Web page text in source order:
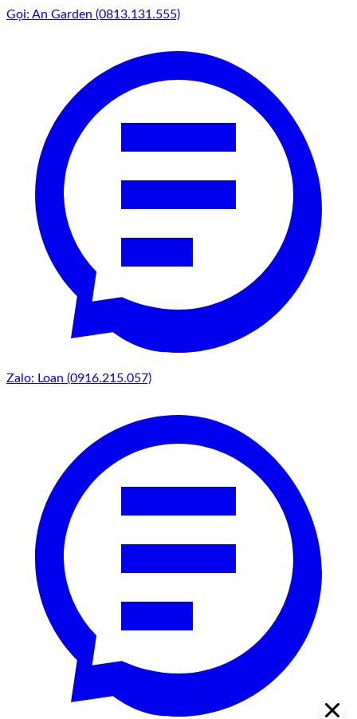
Gọi: An Garden (0813.131.555)
Zalo: Loan (0916.215.057)